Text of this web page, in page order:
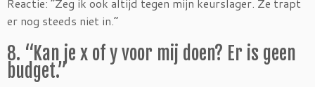
er nog steeds niet in.”
8. “Kan je x of y voor mij doen? Er is geen
budget.”